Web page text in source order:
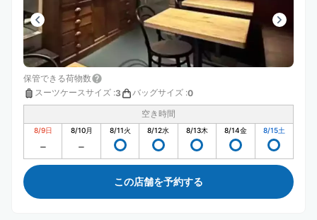
保管できる荷物数
スーツケースサイズ :3 バッグサイズ :0
空き時間
8/9日 8/10月 8/11火 8/12水 8/13木 8/14金 8/15土
この店舗を予約する